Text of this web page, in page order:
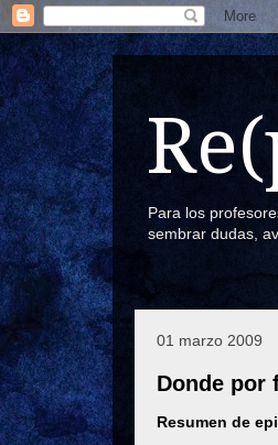
Para los
sembrar dudas,
01 marzo 2009
Donde por
Resumen de